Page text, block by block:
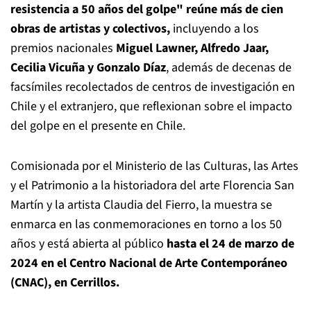
resistencia a 50 años del golpe" reúne más de cien
obras de artistas y colectivos, incluyendo a los
premios nacionales Miguel Lawner, Alfredo Jaar,
Cecilia Vicuña y Gonzalo Díaz, además de decenas de
facsímiles recolectados de centros de investigación en
Chile y el extranjero, que reflexionan sobre el impacto
del golpe en el presente en Chile.
Comisionada por el Ministerio de las Culturas, las Artes
y el Patrimonio a la historiadora del arte Florencia San
Martín y la artista Claudia del Fierro, la muestra se
enmarca en las conmemoraciones en torno a los 50
años y está abierta al público hasta el 24 de marzo de
2024 en el Centro Nacional de Arte Contemporáneo
(CNAC), en Cerrillos.